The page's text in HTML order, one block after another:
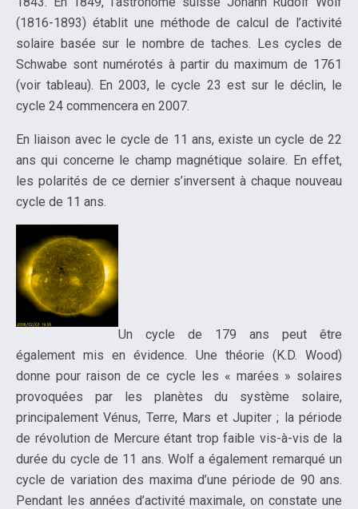
(1816-1893) établit une méthode de calcul de l’activité
solaire basée sur le nombre de taches. Les cycles de
Schwabe sont numérotés à partir du maximum de 1761
(voir tableau). En 2003, le cycle 23 est sur le déclin, le
cycle 24 commencera en 2007.
En liaison avec le cycle de 11 ans, existe un cycle de 22
ans qui concerne le champ magnétique solaire. En effet,
les polarités de ce dernier s’inversent à chaque nouveau
cycle de 11 ans.
Un cycle de 179 ans peut être
également mis en évidence. Une théorie (K.D. Wood)
donne pour raison de ce cycle les « marées » solaires
provoquées par les planètes du système solaire,
principalement Vénus, Terre, Mars et Jupiter ; la période
de révolution de Mercure étant trop faible vis-à-vis de la
durée du cycle de 11 ans. Wolf a également remarqué un
cycle de variation des maxima d’une période de 90 ans.
Pendant les années d’activité maximale, on constate une